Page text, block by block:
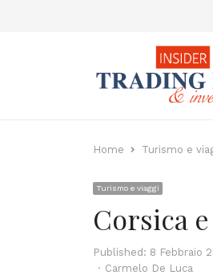
Home Turismo e
Turismo e viaggi
Corsica
Published: 8 Febbraio
Author
Carmelo De Luca